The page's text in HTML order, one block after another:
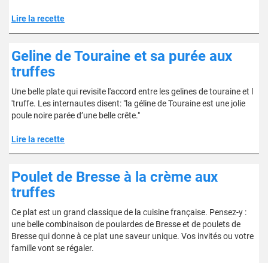
Lire la recette
Geline de Touraine et sa purée aux
truffes
Une belle plate qui revisite l'accord entre les gelines de touraine et l
'truffe. Les internautes disent: "la géline de Touraine est une jolie
poule noire parée d’une belle crête."
Lire la recette
Poulet de Bresse à la crème aux
truffes
Ce plat est un grand classique de la cuisine française. Pensez-y :
une belle combinaison de poulardes de Bresse et de poulets de
Bresse qui donne à ce plat une saveur unique. Vos invités ou votre
famille vont se régaler.